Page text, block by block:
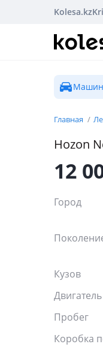
Kolesa.kz
Главная
Hozon
12
Город
Кузов
Двигатель
Пробег
Коробка